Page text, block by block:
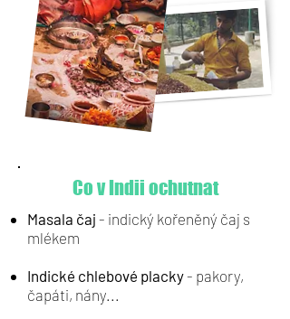
Co v Indii ochutnat
Masala čaj - indický kořeněný čaj s
mlékem
Indické chlebové placky- pakory,
čapáti, nány...